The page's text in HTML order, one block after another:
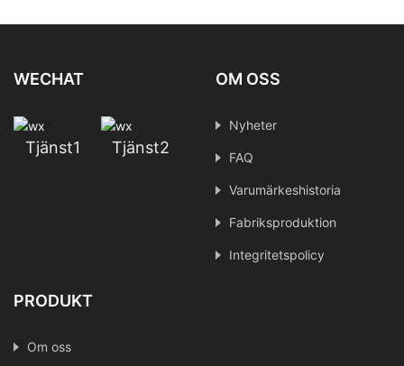
WECHAT
Tjänst1 Tjänst2
OM OSS
Nyheter
FAQ
Varumärkeshistoria
Fabriksproduktion
Integritetspolicy
PRODUKT
Om oss